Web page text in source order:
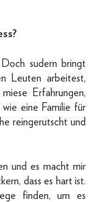
sudern bringt
Leuten arbeitest,
Erfahrungen,
eine Familie für
reingerutscht und
und es macht mir
dass es hart ist.
finden, um es